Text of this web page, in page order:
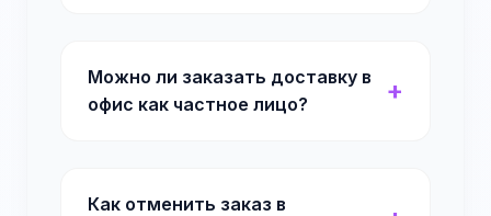
Можно ли заказать доставку в
офис как частное лицо?
Как отменить заказ в